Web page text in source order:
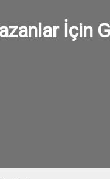
İçin